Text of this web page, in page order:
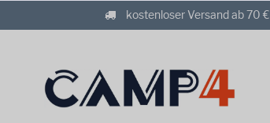
kostenloser Versand ab 70 €